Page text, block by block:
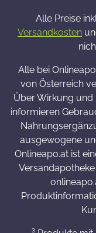
Alle Preise
Versandkosten
Alle bei
von Österreich
Über Wirkung
informieren
ausgewogene
Onlineapo.at ist